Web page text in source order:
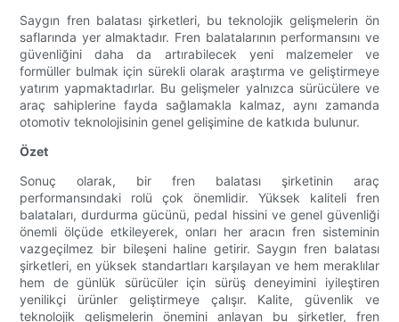
Saygın fren balatası şirketleri, bu teknolojik gelişmelerin ön
saflarında yer almaktadır. Fren balatalarının performansını ve
güvenliğini daha da artırabilecek yeni malzemeler ve
formüller bulmak için sürekli olarak araştırma ve geliştirmeye
yatırım yapmaktadırlar. Bu gelişmeler yalnızca sürücülere ve
araç sahiplerine fayda sağlamakla kalmaz, aynı zamanda
otomotiv teknolojisinin genel gelişimine de katkıda bulunur.
Özet
Sonuç olarak, bir fren balatası şirketinin araç
performansındaki rolü çok önemlidir. Yüksek kaliteli fren
balataları, durdurma gücünü, pedal hissini ve genel güvenliği
önemli ölçüde etkileyerek, onları her aracın fren sisteminin
vazgeçilmez bir bileşeni haline getirir. Saygın fren balatası
şirketleri, en yüksek standartları karşılayan ve hem meraklılar
hem de günlük sürücüler için sürüş deneyimini iyileştiren
yenilikçi ürünler geliştirmeye çalışır. Kalite, güvenlik ve
teknolojik gelişmelerin önemini anlayan bu şirketler, fren